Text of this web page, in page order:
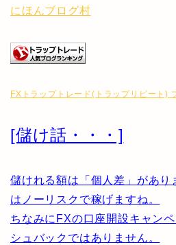
にほんブログ村
FXトラップトレード(トラップリピート)
[儲け話・・・]
儲けれる額は「個人差」があり
はノーリスクで稼げますね。
ちなみにFXの口座開設キャン
シュバックではありません。